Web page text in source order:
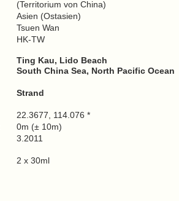
(Territorium von China)
Asien (Ostasien)
Tsuen Wan
HK-TW
Ting Kau, Lido Beach
South China Sea, North Pacific Ocean
Strand
22.3677, 114.076 *
0m (± 10m)
3.2011
2 x 30ml